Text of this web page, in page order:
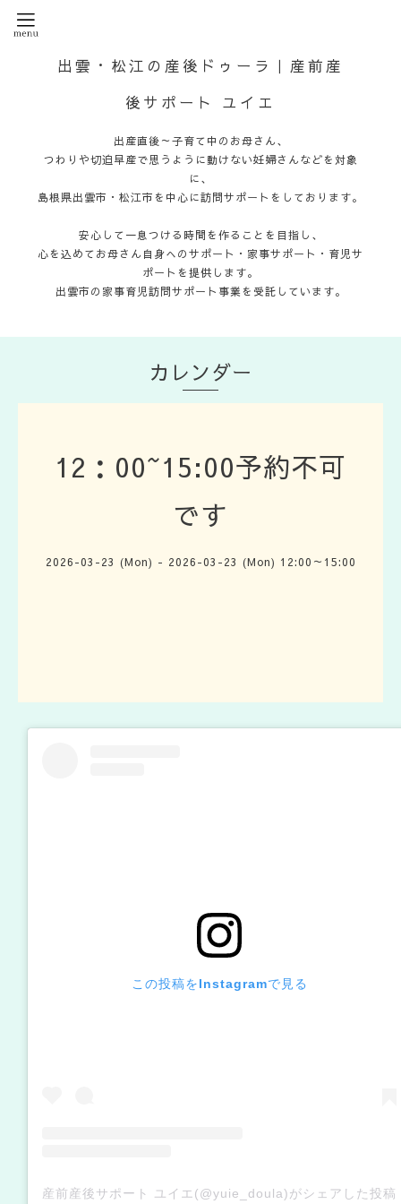
出雲・松江の産後ドゥーラ｜産前産
後サポート ユイエ
出産直後～子育て中のお母さん、
つわりや切迫早産で思うように動けない妊婦さんなどを対象
に、
島根県出雲市・松江市を中心に訪問サポートをしております。
安心して一息つける時間を作ることを目指し、
心を込めてお母さん自身へのサポート・家事サポート・育児サ
ポートを提供します。
出雲市の家事育児訪問サポート事業を受託しています。
カレンダー
12：00~15:00予約不可
です
2026-03-23 (Mon) - 2026-03-23 (Mon) 12:00～15:00
この投稿をInstagramで見る
産前産後サポート ユイエ(@yuie_doula)がシェアした投稿